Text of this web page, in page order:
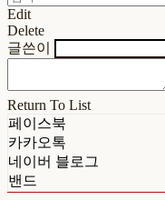
Edit
Delete
글쓴이
Return To List
페이스북
카카오톡
네이버 블로그
밴드